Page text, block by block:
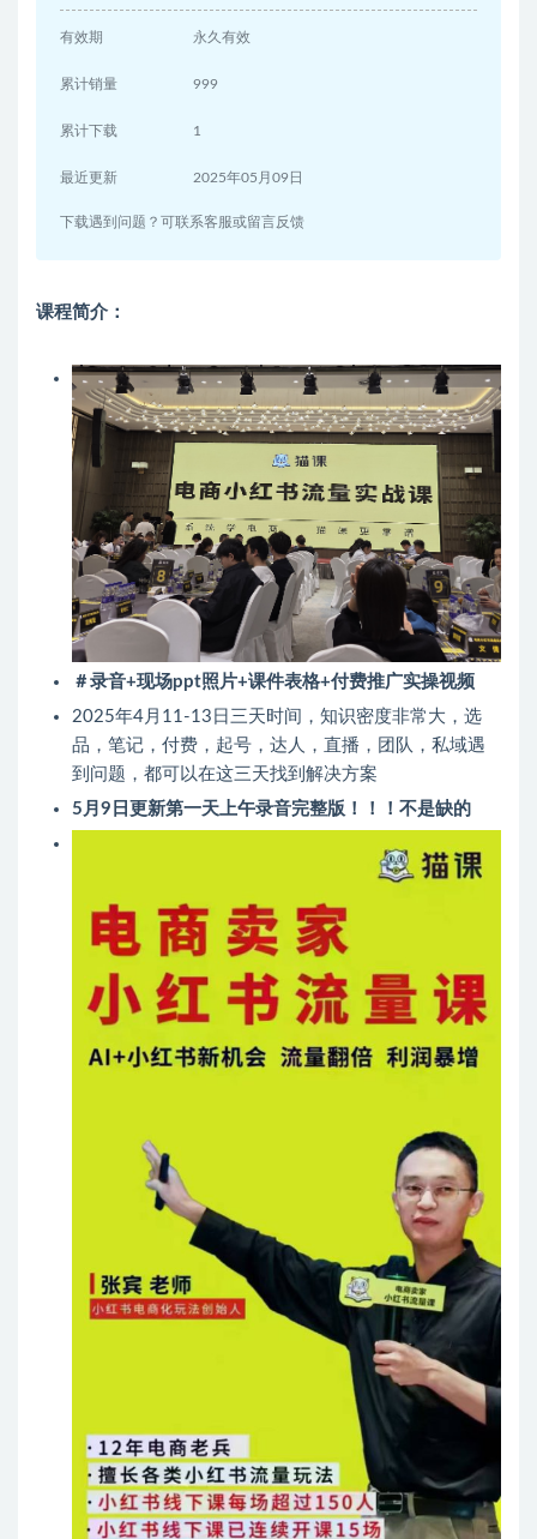
有效期 永久有效
累计销量 999
累计下载 1
最近更新 2025年05月09日
下载遇到问题？可联系客服或留言反馈
课程简介：
＃录音+现场ppt照片+课件表格+付费推广实操视频
2025年4月11-13日三天时间，知识密度非常大，选
品，笔记，付费，起号，达人，直播，团队，私域遇
到问题，都可以在这三天找到解决方案
5月9日更新第一天上午录音完整版！！！不是缺的